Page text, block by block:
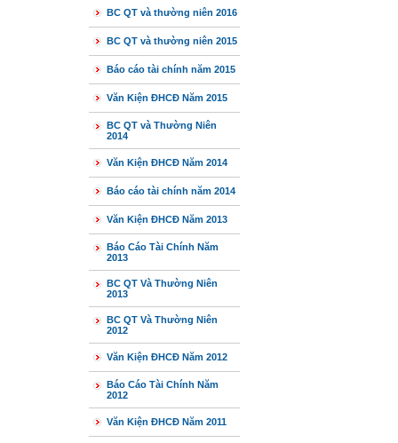
BC QT và thường niên 2016
BC QT và thường niên 2015
Báo cáo tài chính năm 2015
Văn Kiện ĐHCĐ Năm 2015
BC QT và Thường Niên
2014
Văn Kiện ĐHCĐ Năm 2014
Báo cáo tài chính năm 2014
Văn Kiện ĐHCĐ Năm 2013
Báo Cáo Tài Chính Năm
2013
BC QT Và Thường Niên
2013
BC QT Và Thường Niên
2012
Văn Kiện ĐHCĐ Năm 2012
Báo Cáo Tài Chính Năm
2012
Văn Kiện ĐHCĐ Năm 2011